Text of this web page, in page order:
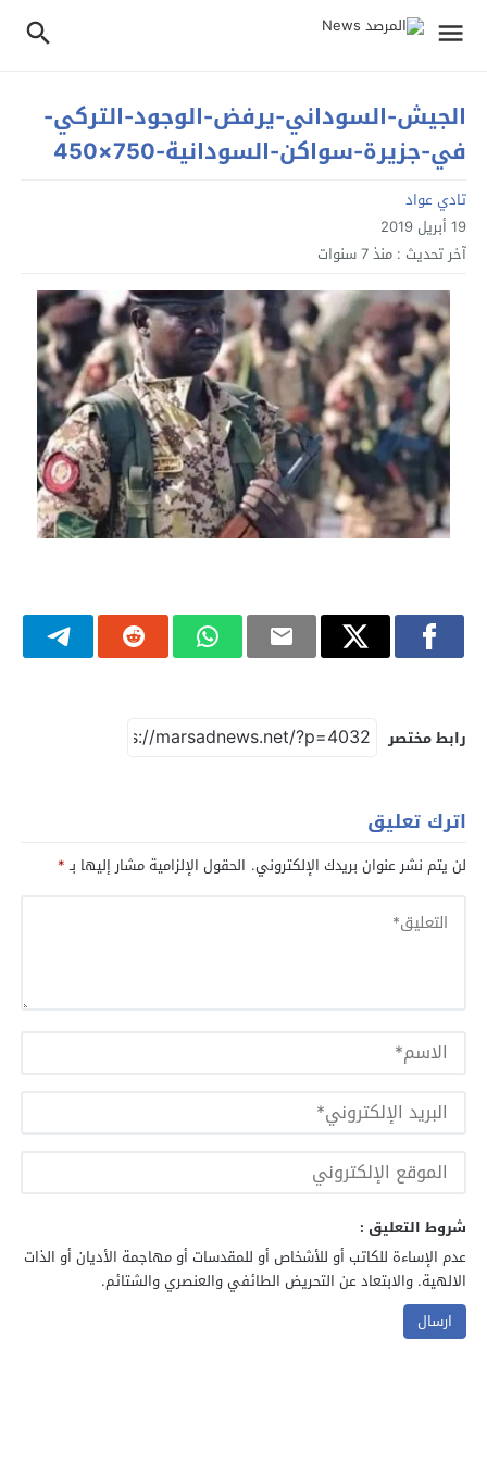
الجيش-السوداني-يرفض-الوجود-التركي-
في-جزيرة-سواكن-السودانية-750×450
تادي عواد
19 أبريل 2019
آخر تحديث : منذ 7 سنوات
رابط مختصر
اترك تعليق
لن يتم نشر عنوان بريدك الإلكتروني. الحقول الإلزامية مشار إليها بـ*
شروط التعليق :
عدم الإساءة للكاتب أو للأشخاص أو للمقدسات أو مهاجمة الأديان أو الذات
الالهية. والابتعاد عن التحريض الطائفي والعنصري والشتائم.